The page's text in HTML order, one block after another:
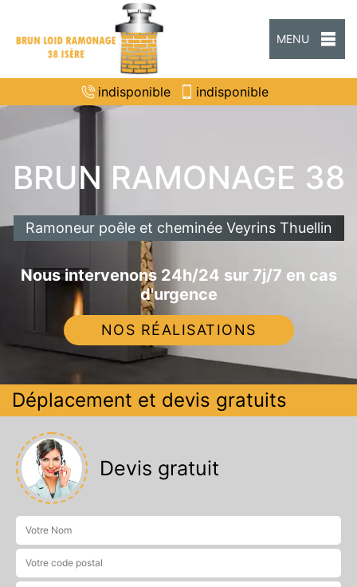
MENU
indisponible indisponible
BRUN RAMONAGE 38
Ramoneur poêle et cheminée Veyrins Thuellin
Nous intervenons 24h/24 sur 7j/7 en cas
d'urgence
NOS RÉALISATIONS
Déplacement et devis gratuits
Devis gratuit